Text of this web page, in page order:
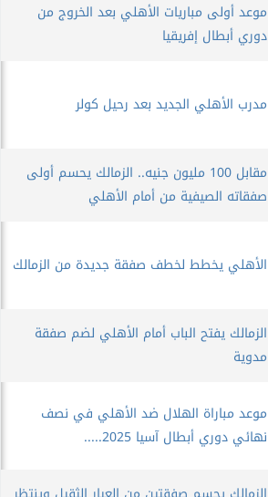
موعد أولى مباريات الأهلي بعد الخروج من
دوري أبطال إفريقيا
مدرب الأهلي الجديد بعد رحيل كولر
مقابل 100 مليون جنيه.. الزمالك يحسم أولى
صفقاته الصيفية من أمام الأهلي
الأهلي يخطط لخطف صفقة جديدة من الزمالك
الزمالك يفتح الباب أمام الأهلي لضم صفقة
مدوية
موعد مباراة الهلال ضد الأهلي في نصف
نهائي دوري أبطال آسيا 2025.....